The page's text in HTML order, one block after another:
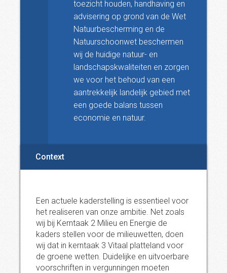
toezicht houden, handhaving en
advisering op grond van de Wet
Natuurbescherming en de
Natuurschoonwet beschermen
wij de huidige natuur- en
landschapskwaliteiten en zorgen
we voor het behoud van een
aantrekkelijk landelijk gebied met
een goede balans tussen
economie en natuur.
Context
Een actuele kaderstelling is essentieel voor
het realiseren van onze ambitie. Net zoals
wij bij Kerntaak 2 Milieu en Energie de
kaders stellen voor de milieuwetten, doen
wij dat in kerntaak 3 Vitaal platteland voor
de groene wetten. Duidelijke en uitvoerbare
voorschriften in vergunningen moeten